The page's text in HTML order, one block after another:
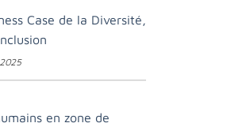
Case de la Diversité,
en zone de